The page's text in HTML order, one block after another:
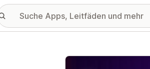
Vorgestellte Bildergalerie